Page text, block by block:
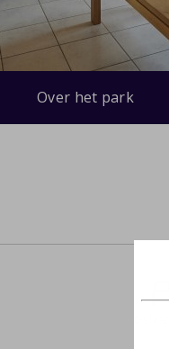
Over het park